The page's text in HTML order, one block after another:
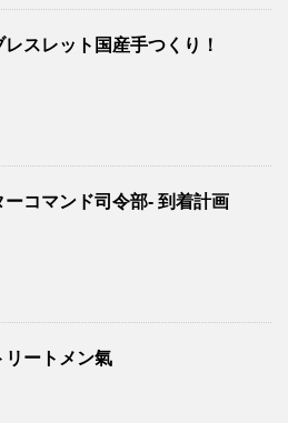
スレット国産手つくり！
ーコマンド司令部- 到着計画
リートメン氣